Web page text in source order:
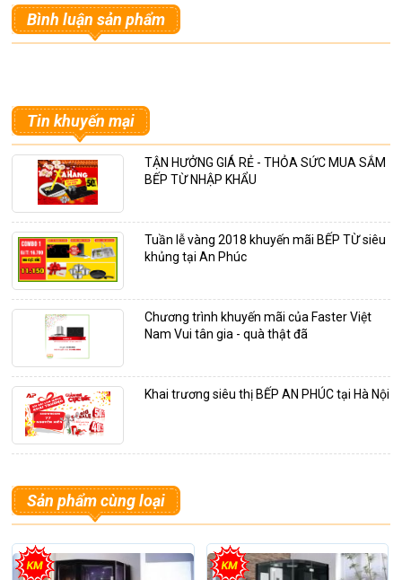
Bình luận sản phẩm
Tin khuyến mại
TẬN HƯỞNG GIÁ RẺ - THỎA SỨC MUA SẮM
BẾP TỪ NHẬP KHẨU
Tuần lễ vàng 2018 khuyến mãi BẾP TỪ siêu
khủng tại An Phúc
Chương trình khuyến mãi của Faster Việt
Nam Vui tân gia - quà thật đã
Khai trương siêu thị BẾP AN PHÚC tại Hà Nội
Sản phẩm cùng loại